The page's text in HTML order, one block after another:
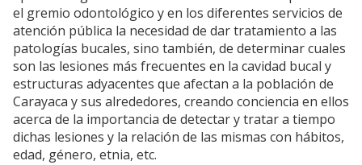
el gremio odontológico y en los diferentes servicios de
atención pública la necesidad de dar tratamiento a las
patologías bucales, sino también, de determinar cuales
son las lesiones más frecuentes en la cavidad bucal y
estructuras adyacentes que afectan a la población de
Carayaca y sus alrededores, creando conciencia en ellos
acerca de la importancia de detectar y tratar a tiempo
dichas lesiones y la relación de las mismas con hábitos,
edad, género, etnia, etc.